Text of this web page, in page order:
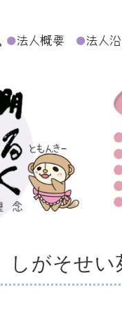
しがそせ